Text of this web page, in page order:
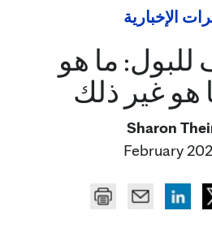
الإخبارية
للبول: ما هو
هو غير ذلك
Sharon